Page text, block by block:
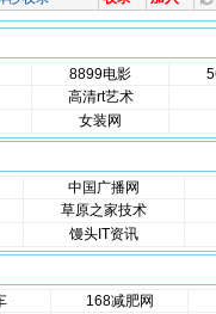
8899电影
高清rt艺术
女装网
中国广播网
草原之家技术
馒头IT资讯
168减肥网